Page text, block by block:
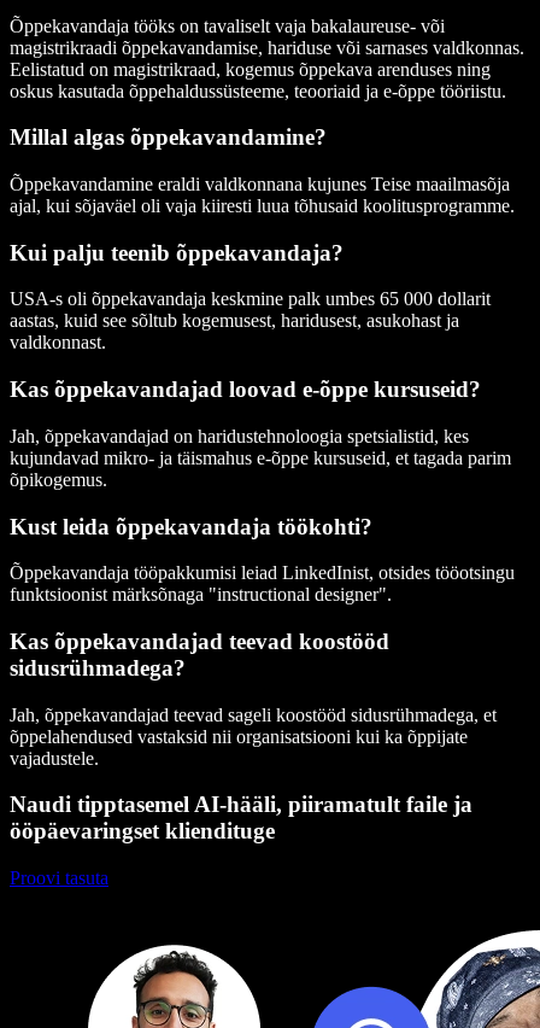
Õppekavandaja tööks on tavaliselt vaja bakalaureuse- või
magistrikraadi õppekavandamise, hariduse või sarnases valdkonnas.
Eelistatud on magistrikraad, kogemus õppekava arenduses ning
oskus kasutada õppehaldussüsteeme, teooriaid ja e-õppe tööriistu.
Millal algas õppekavandamine?
Õppekavandamine eraldi valdkonnana kujunes Teise maailmasõja
ajal, kui sõjaväel oli vaja kiiresti luua tõhusaid koolitusprogramme.
Kui palju teenib õppekavandaja?
USA-s oli õppekavandaja keskmine palk umbes 65 000 dollarit
aastas, kuid see sõltub kogemusest, haridusest, asukohast ja
valdkonnast.
Kas õppekavandajad loovad e-õppe kursuseid?
Jah, õppekavandajad on haridustehnoloogia spetsialistid, kes
kujundavad mikro- ja täismahus e-õppe kursuseid, et tagada parim
õpikogemus.
Kust leida õppekavandaja töökohti?
Õppekavandaja tööpakkumisi leiad LinkedInist, otsides tööotsingu
funktsioonist märksõnaga "instructional designer".
Kas õppekavandajad teevad koostööd
sidusrühmadega?
Jah, õppekavandajad teevad sageli koostööd sidusrühmadega, et
õppelahendused vastaksid nii organisatsiooni kui ka õppijate
vajadustele.
Naudi tipptasemel AI-hääli, piiramatult faile ja
ööpäevaringset kliendituge
Proovi tasuta